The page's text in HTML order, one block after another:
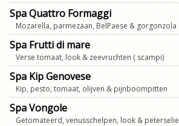
Spa Quattro Formaggi
Mozarella, parmezaan, BelPaese & gorgonzola
Spa Frutti di mare
Verse tomaat, look & zeevruchten ( scampi)
Spa Kip Genovese
Kip, pesto, tomaat, olijven & pijnboompitten
Spa Vongole
Getomateerd, venusschelpen, look & peterselie